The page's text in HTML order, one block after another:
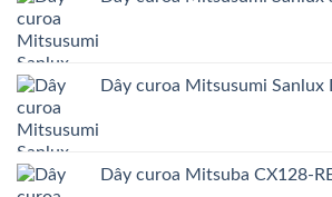
Dây curoa Mitsusumi Sanlux
Dây curoa Mitsuba CX128-